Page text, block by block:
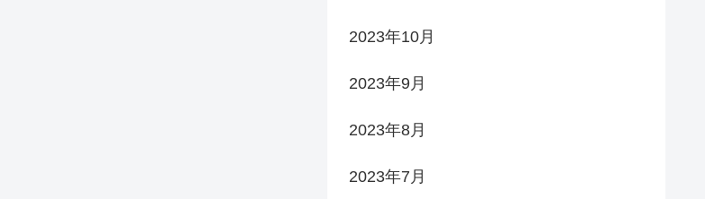
2023年10月
2023年9月
2023年8月
2023年7月